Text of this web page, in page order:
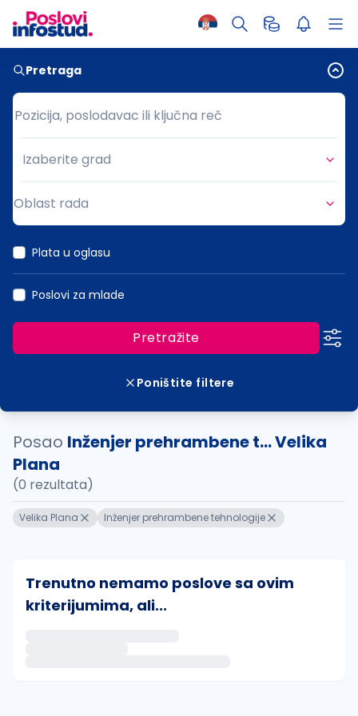
Pretraga
Pozicija, poslodavac ili ključna reč
Pozicija, poslodavac ili ključna reč
Grad
Izaberite grad
Oblast rada
Plata u oglasu
Poslovi za mlade
Pretražite
Poništite filtere
Posao Inženjer prehrambene t... Velika
Plana
(0 rezultata)
Velika Plana Inženjer prehrambene tehnologije
Trenutno nemamo poslove sa ovim
kriterijumima, ali...